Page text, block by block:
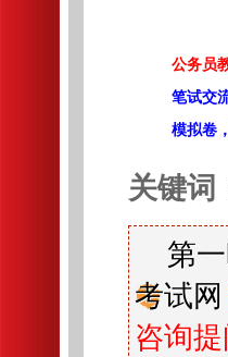
公务员
笔试交
模拟卷
关键词
第
考试网
咨询提